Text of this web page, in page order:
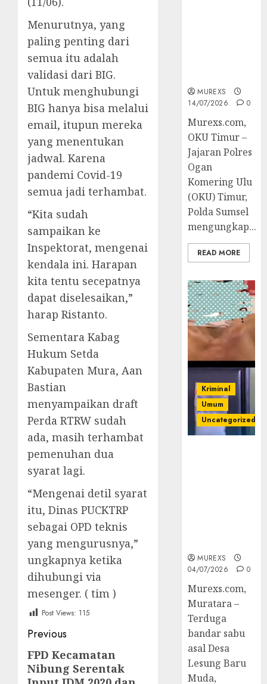
Menurutnya, yang
paling penting dari
semua itu adalah
validasi dari BIG.
Untuk menghubungi
BIG hanya bisa melalui
email, itupun mereka
yang menentukan
jadwal. Karena
pandemi Covid-19
semua jadi terhambat.
“Kita sudah
sampaikan ke
Inspektorat, mengenai
kendala ini. Harapan
kita tentu secepatnya
dapat diselesaikan,”
harap Ristanto.
Sementara Kabag
Hukum Setda
Kabupaten Mura, Aan
Bastian
menyampaikan draft
Perda RTRW sudah
ada, masih terhambat
pemenuhan dua
syarat lagi.
“Mengenai detil syarat
itu, Dinas PUCKTRP
sebagai OPD teknis
yang mengurusnya,”
ungkapnya ketika
dihubungi via
mesenger. ( tim )
Post Views: 115
Post
navigation
Previous
Previous
post:
FPD Kecamatan
Nibung Serentak
MUREXS
14/07/2026
0
Murexs.com,
OKU Timur –
Jajaran Polres
Ogan
Komering Ulu
(OKU) Timur,
Polda Sumsel
mengungkap...
READ MORE
Kriminal
Umum
Uncategorized
MUREXS
04/07/2026
0
Murexs.com,
Muratara –
Terduga
bandar sabu
asal Desa
Lesung Baru
Muda,